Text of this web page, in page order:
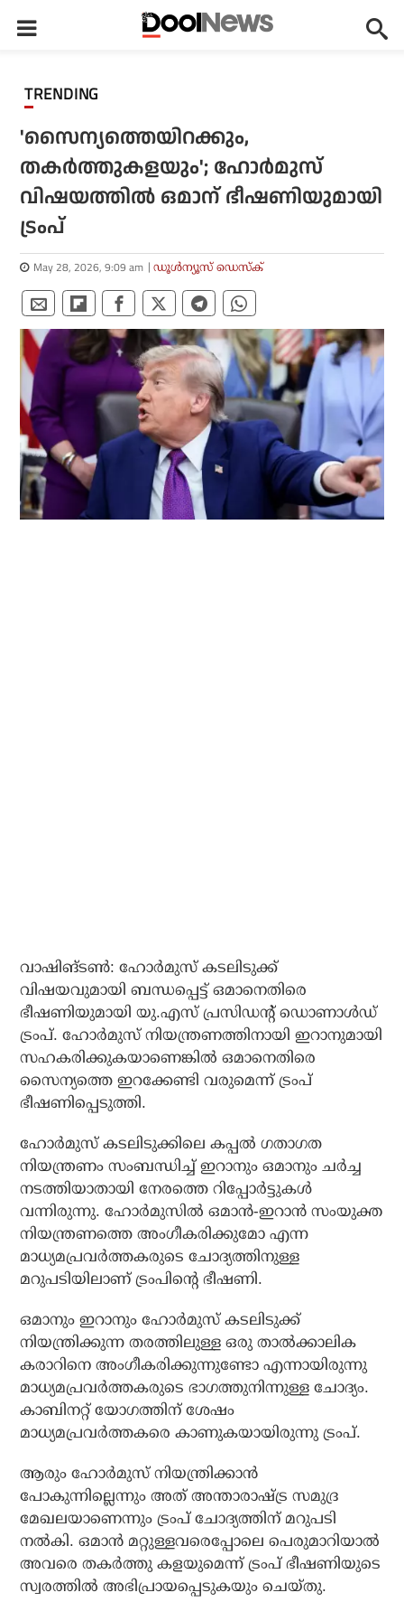
TRENDING
'സൈന്യത്തെയിറക്കും,
തകര്‍ത്തുകളയും'; ഹോര്‍മുസ്
വിഷയത്തില്‍ ഒമാന് ഭീഷണിയുമായി
ട്രംപ്
May 28, 2026, 9:09 am ഡൂള്‍ന്യൂസ് ഡെസ്‌ക്
വാഷിങ്ടണ്‍: ഹോര്‍മുസ് കടലിടുക്ക്
വിഷയവുമായി ബന്ധപ്പെട്ട് ഒമാനെതിരെ
ഭീഷണിയുമായി യു.എസ് പ്രസിഡന്റ് ഡൊണാള്‍ഡ്
ട്രംപ്. ഹോര്‍മുസ് നിയന്ത്രണത്തിനായി ഇറാനുമായി
സഹകരിക്കുകയാണെങ്കില്‍ ഒമാനെതിരെ
സൈന്യത്തെ ഇറക്കേണ്ടി വരുമെന്ന് ട്രംപ്
ഭീഷണിപ്പെടുത്തി.
ഹോര്‍മുസ് കടലിടുക്കിലെ കപ്പല്‍ ഗതാഗത
നിയന്ത്രണം സംബന്ധിച്ച് ഇറാനും ഒമാനും ചര്‍ച്ച
നടത്തിയാതായി നേരത്തെ റിപ്പോര്‍ട്ടുകള്‍
വന്നിരുന്നു. ഹോര്‍മുസില്‍ ഒമാന്‍-ഇറാന്‍ സംയുക്ത
നിയന്ത്രണത്തെ അംഗീകരിക്കുമോ എന്ന
മാധ്യമപ്രവര്‍ത്തകരുടെ ചോദ്യത്തിനുള്ള
മറുപടിയിലാണ് ട്രംപിന്റെ ഭീഷണി.
ഒമാനും ഇറാനും ഹോര്‍മുസ് കടലിടുക്ക്
നിയന്ത്രിക്കുന്ന തരത്തിലുള്ള ഒരു താല്‍ക്കാലിക
കരാറിനെ അംഗീകരിക്കുന്നുണ്ടോ എന്നായിരുന്നു
മാധ്യമപ്രവര്‍ത്തകരുടെ ഭാഗത്തുനിന്നുള്ള ചോദ്യം.
കാബിനറ്റ് യോഗത്തിന് ശേഷം
മാധ്യമപ്രവര്‍ത്തകരെ കാണുകയായിരുന്നു ട്രംപ്.
ആരും ഹോര്‍മുസ് നിയന്ത്രിക്കാന്‍
പോകുന്നില്ലെന്നും അത് അന്താരാഷ്ട്ര സമുദ്ര
മേഖലയാണെന്നും ട്രംപ് ചോദ്യത്തിന് മറുപടി
നല്‍കി. ഒമാന്‍ മറ്റുള്ളവരെപ്പോലെ പെരുമാറിയാല്‍
അവരെ തകര്‍ത്തു കളയുമെന്ന് ട്രംപ് ഭീഷണിയുടെ
സ്വരത്തില്‍ അഭിപ്രായപ്പെടുകയും ചെയ്തു.